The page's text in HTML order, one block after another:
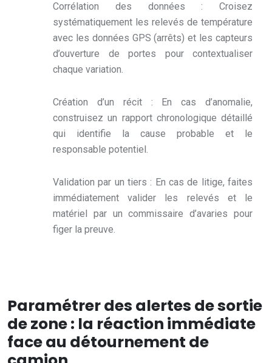
Corrélation des données : Croisez
systématiquement les relevés de température
avec les données GPS (arrêts) et les capteurs
d’ouverture de portes pour contextualiser
chaque variation.
Création d’un récit : En cas d’anomalie,
construisez un rapport chronologique détaillé
qui identifie la cause probable et le
responsable potentiel.
Validation par un tiers : En cas de litige, faites
immédiatement valider les relevés et le
matériel par un commissaire d’avaries pour
figer la preuve.
Paramétrer des alertes de sortie
de zone : la réaction immédiate
face au détournement de